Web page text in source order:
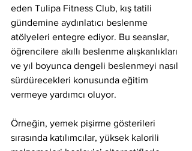
eden Tulipa Fitness Club, kış tatili
gündemine aydınlatıcı beslenme
atölyeleri entegre ediyor. Bu seanslar,
öğrencilere akıllı beslenme alışkanlıkları
ve yıl boyunca dengeli beslenmeyi nasıl
sürdürecekleri konusunda eğitim
vermeye yardımcı oluyor.
Örneğin, yemek pişirme gösterileri
sırasında katılımcılar, yüksek kalorili